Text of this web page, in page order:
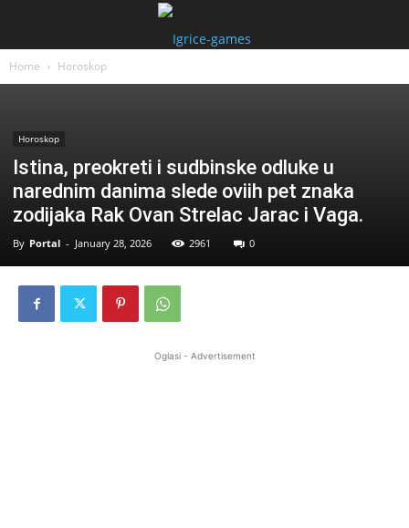
Home Horoskop
Horoskop
Istina, preokreti i sudbinske odluke u
narednim danima slede oviih pet znaka
zodijaka Rak Ovan Strelac Jarac i Vaga.
By Portal - January 28, 2026 2961 0
Oglasi - Advertisement